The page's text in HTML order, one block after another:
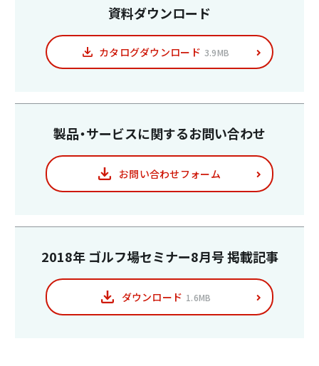
資料ダウンロード
カタログダウンロード 3.9MB
製品・サービスに関するお問い合わせ
お問い合わせフォーム
2018年 ゴルフ場セミナー8月号掲載記事
ダウンロード 1.6MB